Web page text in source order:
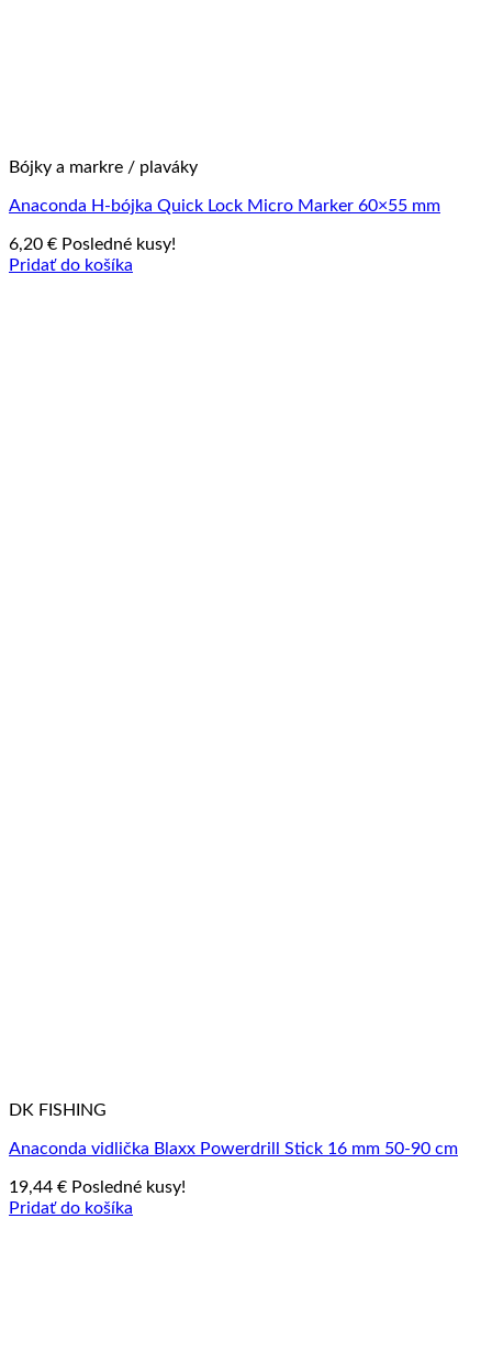
Bójky a markre / plaváky
Anaconda H-bójka Quick Lock Micro Marker 60×55 mm
6,20 € Posledné kusy!
Pridať do košíka
DK FISHING
Anaconda vidlička Blaxx Powerdrill Stick 16 mm 50-90 cm
19,44 € Posledné kusy!
Pridať do košíka